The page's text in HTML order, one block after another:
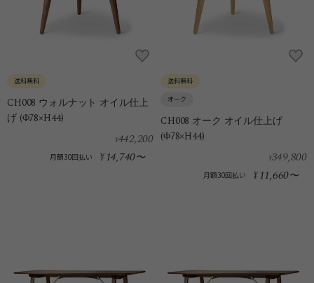
送料無料
CH008 ウォルナット オイル仕上
げ (Φ78×H44)
¥442,200
月額30回払い ¥ 14,740〜
送料無料
オーク
CH008 オーク オイル仕上げ
(Φ78×H44)
¥349,800
月額30回払い ¥ 11,660〜